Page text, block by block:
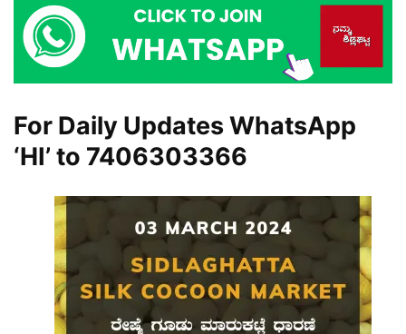
For Daily Updates WhatsApp
‘HI’ to 7406303366